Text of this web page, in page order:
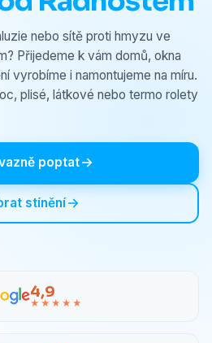
nebo sítě proti hmyzu ve
Přijedeme k vám domů, okna
vyrobíme i namontujeme na míru.
plisé, látkové nebo termo rolety
poptat
stínění
4,9
★★★★★